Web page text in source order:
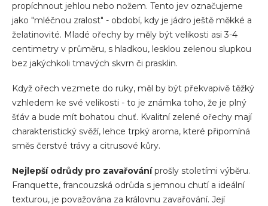
propíchnout jehlou nebo nožem. Tento jev označujeme
jako "mléčnou zralost" - období, kdy je jádro ještě měkké a
želatinovité. Mladé ořechy by měly být velikosti asi 3-4
centimetry v průměru, s hladkou, lesklou zelenou slupkou
bez jakýchkoli tmavých skvrn či prasklin.
Když ořech vezmete do ruky, měl by být překvapivě těžký
vzhledem ke své velikosti - to je známka toho, že je plný
šťáv a bude mít bohatou chuť. Kvalitní zelené ořechy mají
charakteristický svěží, lehce trpký aroma, které připomíná
směs čerstvé trávy a citrusové kůry.
Nejlepší odrůdy pro zavařováníprošly stoletími výběru.
Franquette, francouzská odrůda s jemnou chutí a ideální
texturou, je považována za královnu zavařování. Její